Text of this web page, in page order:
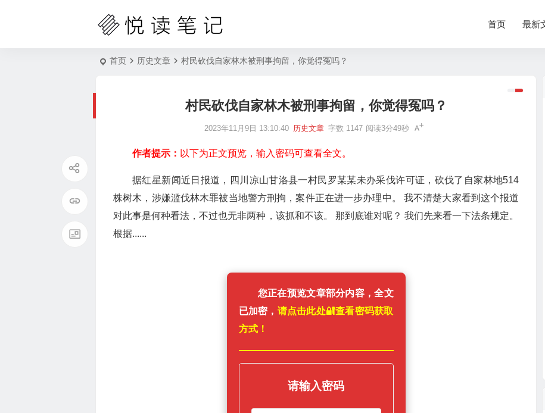
首页 最新
首页 历史文章 村民砍伐自家林木被刑事拘留，你觉得冤吗？
村民砍伐自家林木被刑事拘留，你觉得冤吗？
2023年11月9日 13:10:40 历史文章 字数 1147 阅读3分49秒
作者提示： 以下为正文预览，输入密码可查看全文。
据红星新闻近日报道，四川凉山甘洛县一村民罗某某未办采伐许可证，砍伐了自家林地514
株树木，涉嫌滥伐林木罪被当地警方刑拘，案件正在进一步办理中。 我不清楚大家看到这个报道
对此事是何种看法，不过也无非两种，该抓和不该。 那到底谁对呢？ 我们先来看一下法条规定。
根据......
您正在预览文章部分内容，全文
已加密， 请点击此处🔐️查看密码获取
方式！
请输入密码